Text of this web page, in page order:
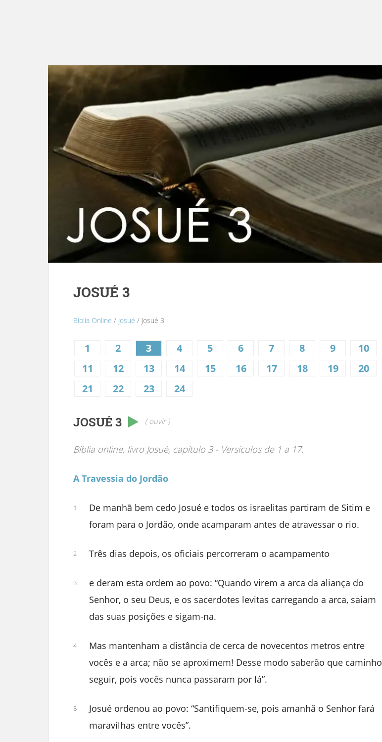
JOSUÉ 3
Bíblia Online / Josué / Josué 3
1 2 3 4 5 6 7 8 9
10
11
12 13 14 15 16 17 18 19
20
21
22 23 24
JOSUÉ 3 ( ouvir )
Bíblia online, livro Josué, capítulo 3 - Versículos de 1 a 17.
A Travessia do Jordão
1
De manhã bem cedo Josué e todos os israelitas partiram de Sitim e
foram para o Jordão, onde acamparam antes de atravessar o rio.
2 Três dias depois, os oficiais percorreram o acampamento
3
e deram esta ordem ao povo: “Quando virem a arca da aliança do
Senhor, o seu Deus, e os sacerdotes levitas carregando a arca, saiam
das suas posições e sigam-na.
4
Mas mantenham a distância de cerca de novecentos metros entre
vocês e a arca; não se aproximem! Desse modo saberão que caminho
seguir, pois vocês nunca passaram por lá”.
5
Josué ordenou ao povo: “Santifiquem-se, pois amanhã o Senhor fará
maravilhas entre vocês”.